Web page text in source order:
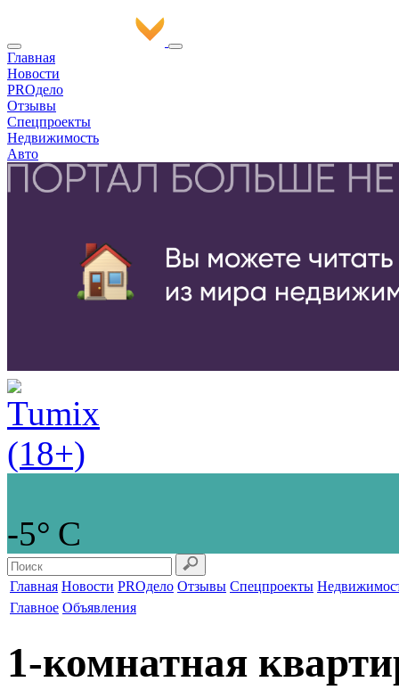
Главная
Новости
PROдело
Отзывы
Спецпроекты
Недвижимость
Авто
-5° С
Главная Новости PROдело Отзывы Спецпроекты
Главное Объявления
1-комнатная